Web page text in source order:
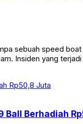
sebuah speed
Insiden yang
Ball Berhadiah